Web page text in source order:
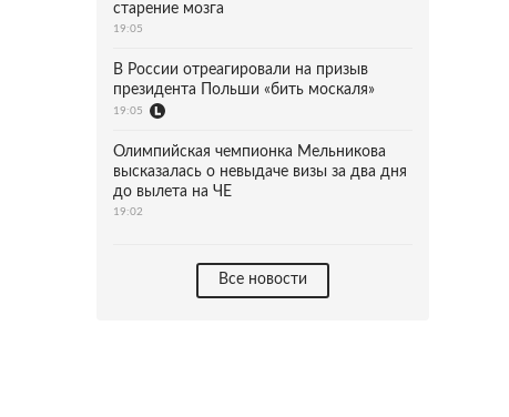
старение мозга
19:05
В России отреагировали на призыв
президента Польши «бить москаля»
19:05
Олимпийская чемпионка Мельникова
высказалась о невыдаче визы за два дня
до вылета на ЧЕ
19:02
Все новости